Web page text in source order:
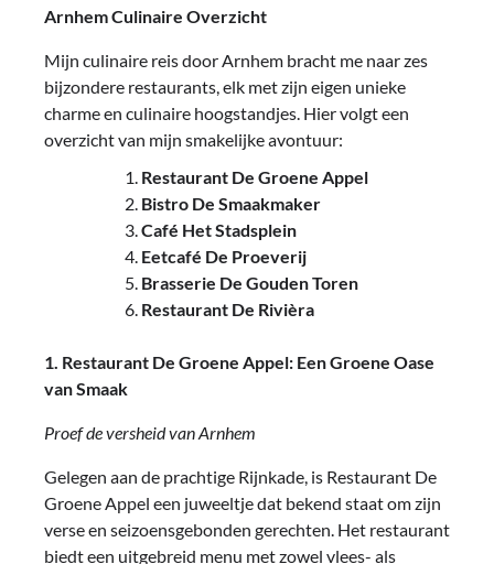
Arnhem Culinaire Overzicht
Mijn culinaire reis door Arnhem bracht me naar zes
bijzondere restaurants, elk met zijn eigen unieke
charme en culinaire hoogstandjes. Hier volgt een
overzicht van mijn smakelijke avontuur:
Restaurant De Groene Appel
Bistro De Smaakmaker
Café Het Stadsplein
Eetcafé De Proeverij
Brasserie De Gouden Toren
Restaurant De Rivièra
1. Restaurant De Groene Appel: Een Groene Oase
van Smaak
Proef de versheid van Arnhem
Gelegen aan de prachtige Rijnkade, is Restaurant De
Groene Appel een juweeltje dat bekend staat om zijn
verse en seizoensgebonden gerechten. Het restaurant
biedt een uitgebreid menu met zowel vlees- als